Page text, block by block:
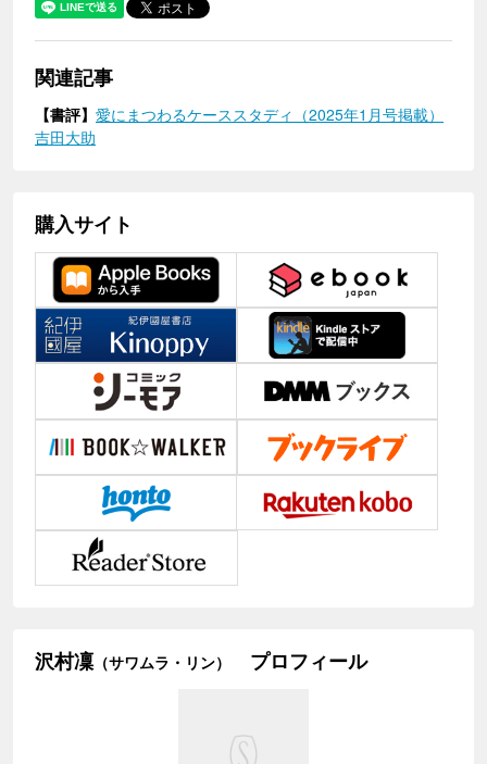
関連記事
【書評】 愛にまつわるケーススタディ（2025年1月号掲載）
吉田大助
購入サイト
沢村凜 （サワムラ・リン） プロフィール